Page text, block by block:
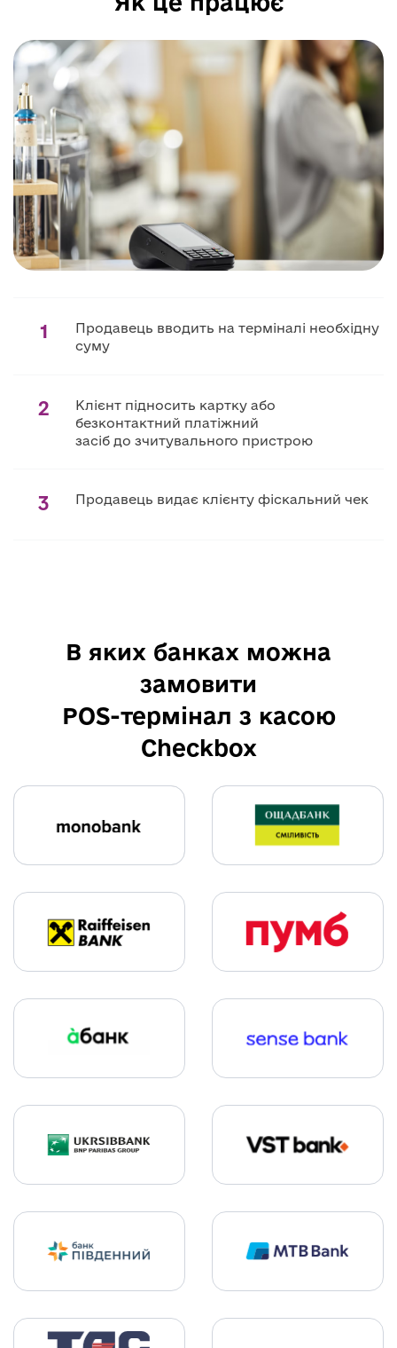
1
Продавець вводить на терміналі необхідну
суму
2
Клієнт підносить картку або
безконтактний платіжний
засіб до зчитувального пристрою
3 Продавець видає клієнту фіскальний чек
В яких банках можна
замовити
POS-термінал з касою
Checkbox